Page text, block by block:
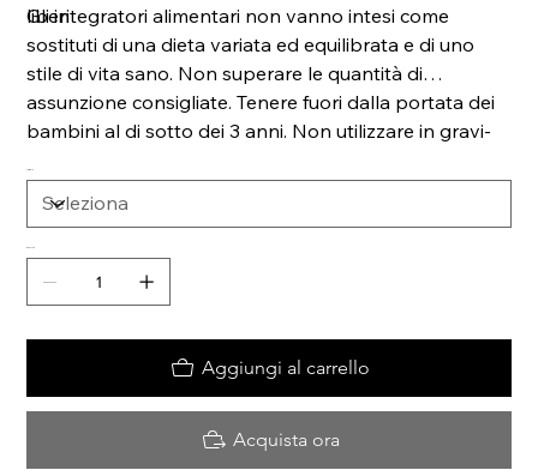
liberi
Gli integratori alimentari non vanno inte­si come
sostituti di una dieta variata ed equilibrata e di uno
stile di vita sano. Non superare le quantità di
assunzione consigliate. Tenere fuori dalla portata dei
bambini al di sotto dei 3 anni. Non utilizzare in gravi­
gati senza sentire il parere del medico. La data di fine
validità si riferisce al prodotto in confezione integra,
correttamente conservata. *Il prodotto è testato
privo di nandrolone e testosterone con loro
precursori, privo di amfetamine ed efedrine.
Aggiungi al carrello
Acquista ora